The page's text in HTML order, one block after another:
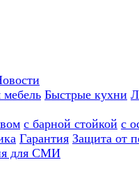
мебель Быстрые кухни
с барной стойкой с
Гарантия Защита от
для СМИ